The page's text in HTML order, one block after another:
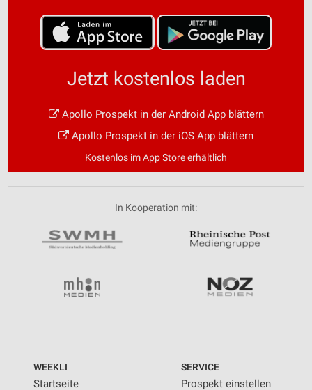
Jetzt kostenlos laden
Apollo Prospekt in der Android App blättern
Apollo Prospekt in der iOS App blättern
Kostenlos im App Store erhältlich
In Kooperation mit:
WEEKLI
Startseite
SERVICE
Prospekt einstellen